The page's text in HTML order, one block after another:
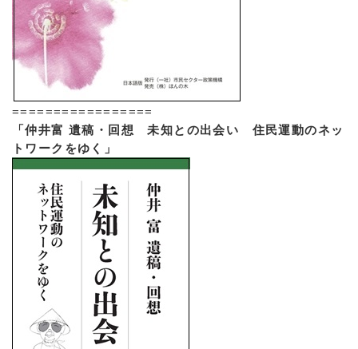
=================
「仲井富 遺稿・回想 未知との出会い 住民運動のネッ
トワークをゆく」